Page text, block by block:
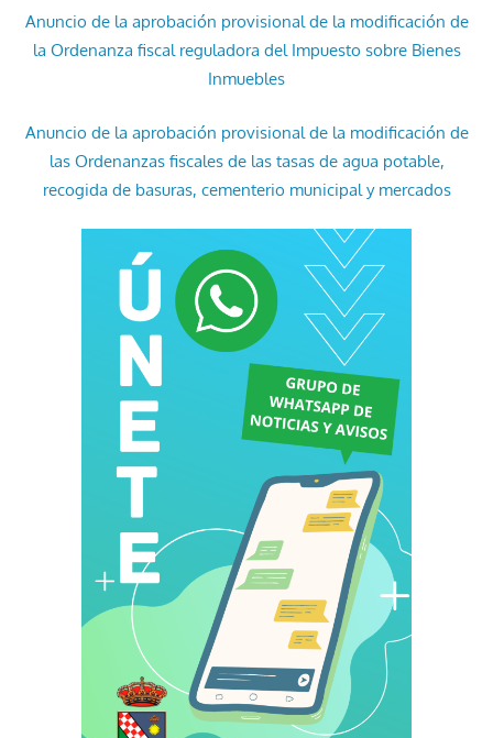
Anuncio de la aprobación provisional de la modificación de
la Ordenanza fiscal reguladora del Impuesto sobre Bienes
Inmuebles
Anuncio de la aprobación provisional de la modificación de
las Ordenanzas fiscales de las tasas de agua potable,
recogida de basuras, cementerio municipal y mercados